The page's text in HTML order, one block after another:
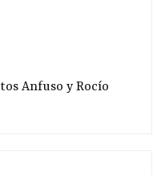
Anfuso y Rocío